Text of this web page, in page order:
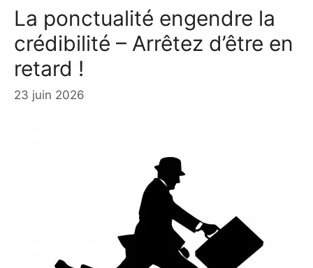
La ponctualité engendre la
crédibilité – Arrêtez d’être en
retard !
23 juin 2026